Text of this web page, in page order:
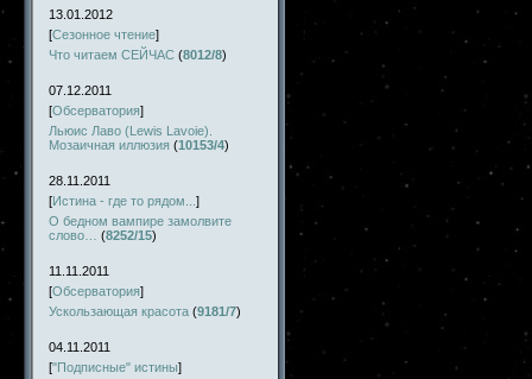
13.01.2012
[Сезонное чтение]
Что читаем СЕЙЧАС (8012/8)
07.12.2011
[Обсерватория]
Льюис Лаво (Lewis Lavoie).
Мозаичная иллюзия (10153/4)
28.11.2011
[Истина - где то рядом... ]
О бедном вампире замолвите
слово…
(8252/15)
11.11.2011
[Обсерватория]
Ускользающая красота (9181/7)
04.11.2011
["Подписные" истины]